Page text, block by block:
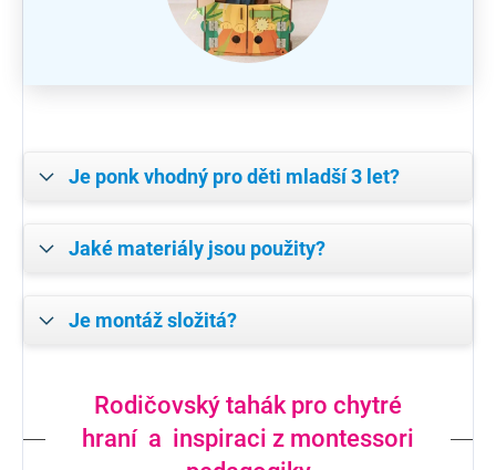
Je ponk vhodný pro děti mladší 3 let?
Jaké materiály jsou použity?
Je montáž složitá?
Rodičovský tahák pro chytré
hraní a inspiraci z montessori